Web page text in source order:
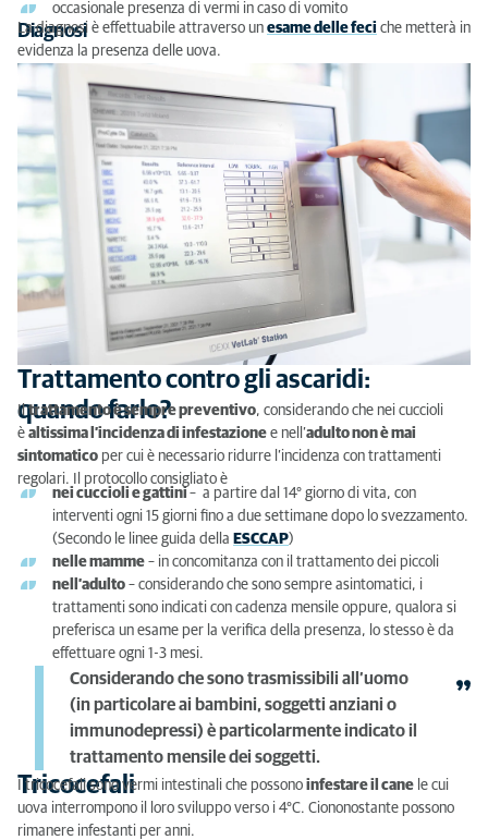
occasionale presenza di vermi in caso di vomito
Diagnosi
La diagnosi è effettuabile attraverso un esame delle feci che metterà in
evidenza la presenza delle uova.
Trattamento contro gli ascaridi:
quando farlo?
Iltrattamento è sempre preventivo, considerando che nei cuccioli
è altissima l’incidenza di infestazione e nell’adulto non è mai
sintomatico per cui è necessario ridurre l’incidenza con trattamenti
regolari. Il protocollo consigliato è
nei cuccioli e gattini – a partire dal 14° giorno di vita, con
interventi ogni 15 giorni fino a due settimane dopo lo svezzamento.
(Secondo le linee guida della ESCCAP)
nelle mamme – in concomitanza con il trattamento dei piccoli
nell’adulto – considerando che sono sempre asintomatici, i
trattamenti sono indicati con cadenza mensile oppure, qualora si
preferisca un esame per la verifica della presenza, lo stesso è da
effettuare ogni 1-3 mesi.
Considerando che sono trasmissibili all’uomo
(in particolare ai bambini, soggetti anziani o
immunodepressi) è particolarmente indicato il
trattamento mensile dei soggetti.
Tricocefali
I tricocefali sono vermi intestinali che possono infestare il cane le cui
uova interrompono il loro sviluppo verso i 4°C. Ciononostante possono
rimanere infestanti per anni.